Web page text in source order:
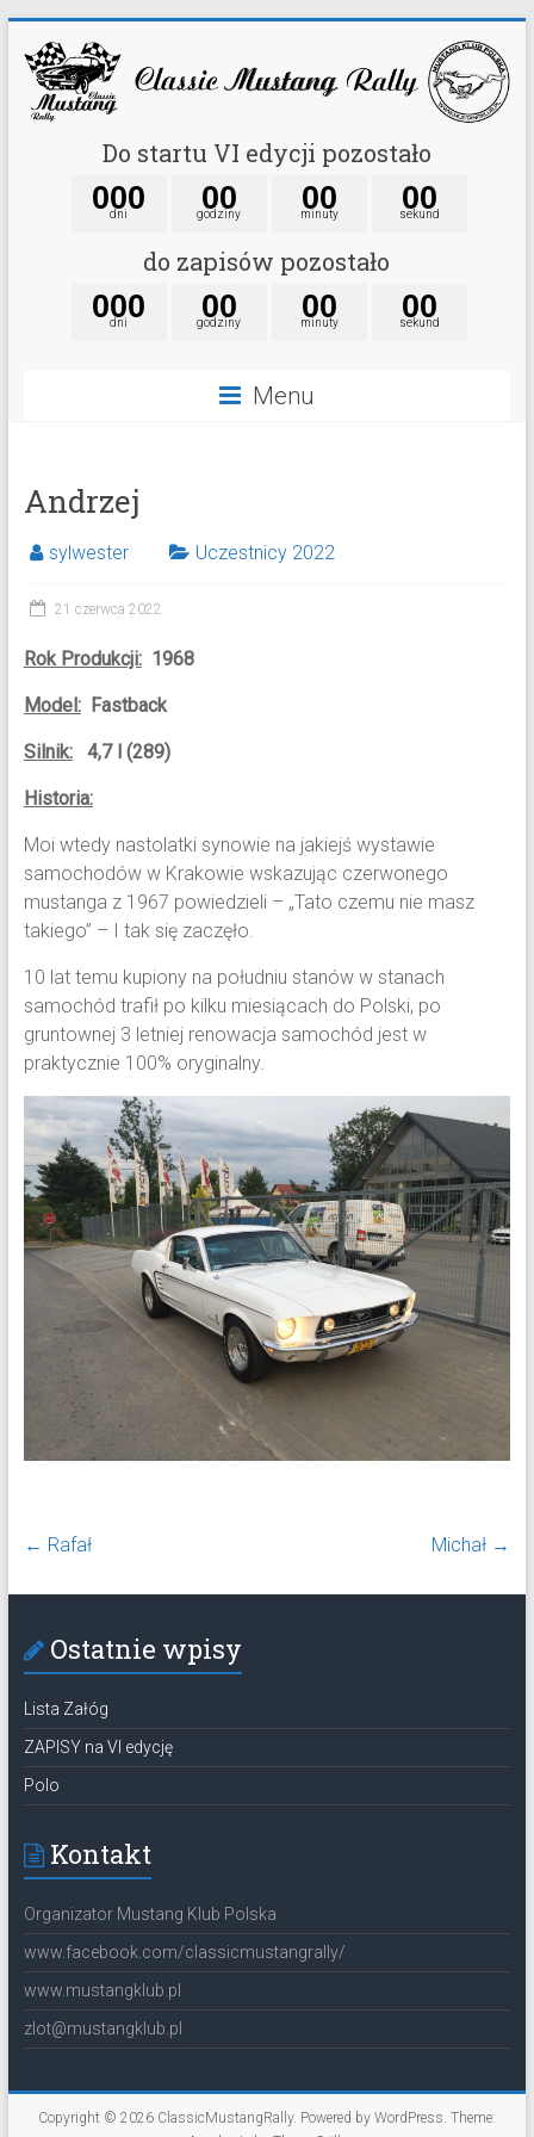
Do startu VI edycji pozostało
dni
000 godziny
00 minuty
00 sekund
00
do zapisów pozostało
dni
000 godziny
00 minuty
00 sekund
00
Menu
Andrzej
sylwester Uczestnicy 2022
21 czerwca 2022
Rok Produkcji:1968
Model:Fastback
Silnik:4,7 l (289)
Historia:
Moi wtedy nastolatki synowie na jakiejś wystawie
samochodów w Krakowie wskazując czerwonego
mustanga z 1967 powiedzieli – „Tato czemu nie masz
takiego” – I tak się zaczęło.
10 lat temu kupiony na południu stanów w stanach
samochód trafił po kilku miesiącach do Polski, po
gruntownej 3 letniej renowacja samochód jest w
praktycznie 100% oryginalny.
← Rafał Michał →
Ostatnie wpisy
Lista Załóg
ZAPISY na VI edycję
Polo
Kontakt
Organizator Mustang Klub Polska
www.facebook.com/classicmustangrally/
www.mustangklub.pl
zlot@mustangklub.pl
Copyright © 2026 ClassicMustangRally. Powered by WordPress. Theme: